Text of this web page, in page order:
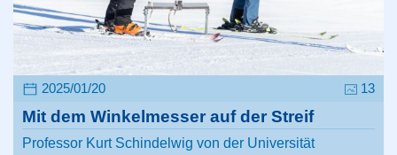
2025/01/20 13
Mit dem Winkelmesser auf der Streif
Professor Kurt Schindelwig von der Universität